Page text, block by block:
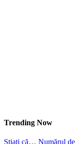
Trending Now
Ştiaţi că… Numărul de